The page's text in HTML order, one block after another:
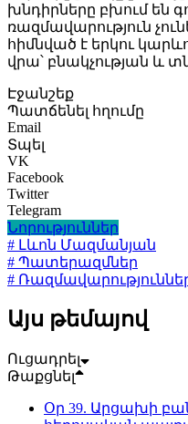
խնդիրները բխում են
ռազմավարություն
հիմնված է երկու
վրա՝ բնակչության և
Էջանշեք
Պատճենել հղումը
Email
Տպել
VK
Facebook
Twitter
Telegram
Նորություններ
# Լևոն Մազմանյան
# Պատերազմներ
#
Այս թեմայով
Ուցադրել
Թաքցնել
Օր 39. Արցախի